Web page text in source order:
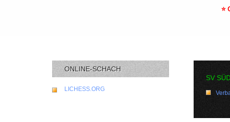
⭐
ONLINE-SCHACH
LICHESS.ORG
SV